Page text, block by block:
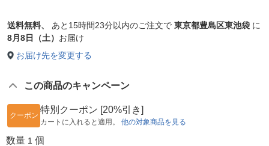
送料無料、 あと 15時間23分以内のご注文で 東京都豊島区東池袋 に
8月8日（土） お届け
お届け先を変更する
この商品のキャンペーン
クーポン
特別クーポン [20%引き]
カートに入れると適用。 他の対象商品を見る
数量 1 個